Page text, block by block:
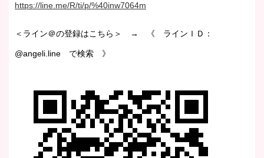
https://line.me/R/ti/p/%40inw7064m
＜ライン＠の登録はこちら＞ → 《 ラインＩＤ：
@angeli.line で検索 》